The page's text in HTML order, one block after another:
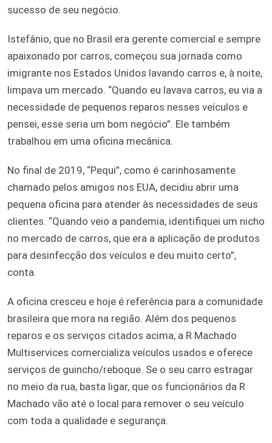
sucesso de seu negócio.
Istefânio, que no Brasil era gerente comercial e sempre
apaixonado por carros, começou sua jornada como
imigrante nos Estados Unidos lavando carros e, à noite,
limpava um mercado. “Quando eu lavava carros, eu via a
necessidade de pequenos reparos nesses veículos e
pensei, esse seria um bom negócio”. Ele também
trabalhou em uma oficina mecânica.
No final de 2019, “Pequi”, como é carinhosamente
chamado pelos amigos nos EUA, decidiu abrir uma
pequena oficina para atender às necessidades de seus
clientes. “Quando veio a pandemia, identifiquei um nicho
no mercado de carros, que era a aplicação de produtos
para desinfecção dos veículos e deu muito certo”,
conta.
A oficina cresceu e hoje é referência para a comunidade
brasileira que mora na região. Além dos pequenos
reparos e os serviços citados acima, a R Machado
Multiservices comercializa veículos usados e oferece
serviços de guincho/reboque. Se o seu carro estragar
no meio da rua, basta ligar, que os funcionários da R
Machado vão até o local para remover o seu veículo
com toda a qualidade e segurança.